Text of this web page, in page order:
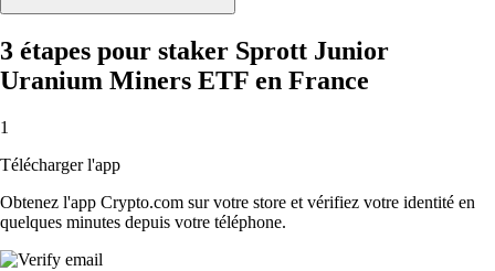
3 étapes pour staker Sprott Junior
Uranium Miners ETF en France
1
Télécharger l'app
Obtenez l'app Crypto.com sur votre store et vérifiez votre identité en
quelques minutes depuis votre téléphone.